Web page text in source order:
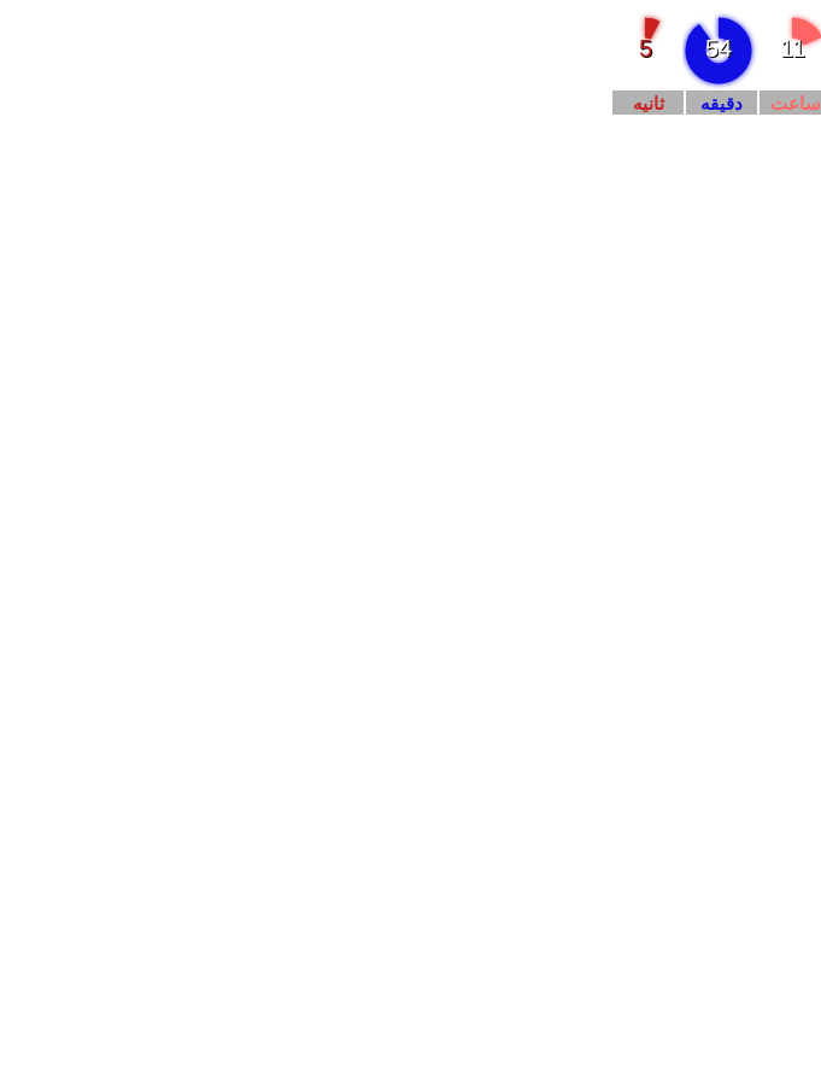
11
ساعت
54
دقيقه
5
ثانيه